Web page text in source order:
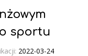
sportu
2022-03-24